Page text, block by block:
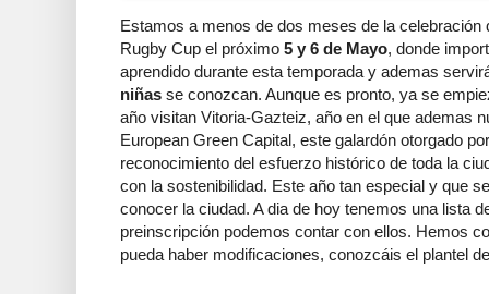
Estamos a menos de dos meses de la celebración
Rugby Cup el próximo 5 y 6 de Mayo, donde
aprendido durante esta temporada y ademas
niñas se conozcan. Aunque es pronto, ya se
año visitan Vitoria-Gazteiz, año en el que ademas
European Green Capital, este galardón otorgado
reconocimiento del esfuerzo histórico de toda la
con la sostenibilidad. Este año tan especial y que
conocer la ciudad. A dia de hoy tenemos una lista
preinscripción podemos contar con ellos. Hemos
pueda haber modificaciones, conozcáis el plantel